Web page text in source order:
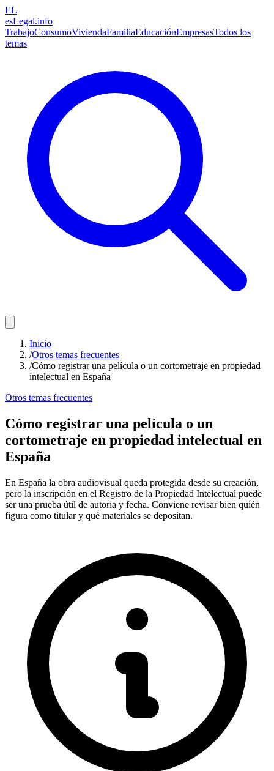
EL
esLegal.info
TrabajoConsumoViviendaFamiliaEducaciónEmpresasTodos los
temas
Inicio
/Otros temas frecuentes
/Cómo registrar una película o un cortometraje en propiedad
intelectual en España
Otros temas frecuentes
Cómo registrar una película o un
cortometraje en propiedad intelectual en
España
En España la obra audiovisual queda protegida desde su creación,
pero la inscripción en el Registro de la Propiedad Intelectual puede
ser una prueba útil de autoría y fecha. Conviene revisar bien quién
figura como titular y qué materiales se depositan.